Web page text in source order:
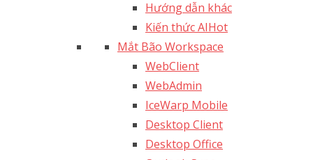
Hướng dẫn khác
Kiến thức AIHot
Mắt Bão Workspace
WebClient
WebAdmin
IceWarp Mobile
Desktop Client
Desktop Office